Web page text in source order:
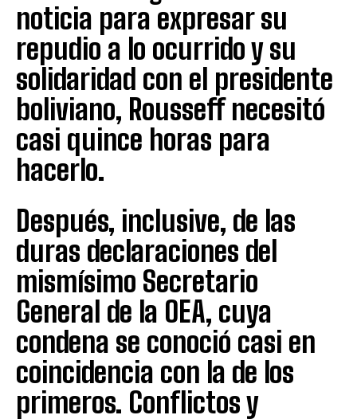
noticia para expresar su
repudio a lo ocurrido y su
solidaridad con el presidente
boliviano, Rousseff necesitó
casi quince horas para
hacerlo.
Después, inclusive, de las
duras declaraciones del
mismísimo Secretario
General de la OEA, cuya
condena se conoció casi en
coincidencia con la de los
primeros. Conflictos y